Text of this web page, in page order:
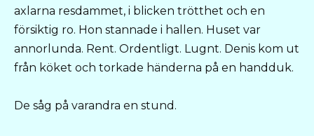
axlarna resdammet, i blicken trötthet och en
försiktig ro. Hon stannade i hallen. Huset var
annorlunda. Rent. Ordentligt. Lugnt. Denis kom ut
från köket och torkade händerna på en handduk.
De såg på varandra en stund.